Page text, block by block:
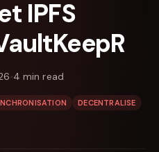
IPFS
4 min read
DECENTRALISE